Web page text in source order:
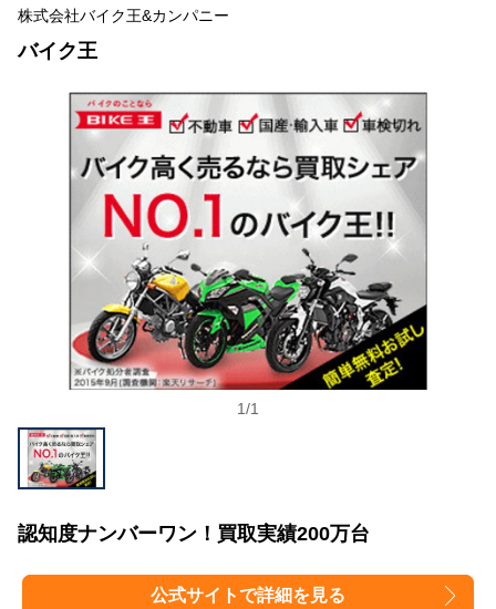
方法③：フリマサイトやオークションサイトで
福岡でバイクを高く売る5つのコツ
査定前のお手入れは必須
複数の業者に見積もりを依頼する（相見積も
事故歴・修復歴は正直に伝えよう
高く売れる時期を狙う
福岡でバイク買取査定前に揃えておきたいもの
買取を依頼するバイクのパーツやバイク用品
福岡でバイクを売るなら買取業者への依頼が断然
株式会社バイク王&カンパニー
バイク王
1/1
認知度ナンバーワン！買取実績200万台
公式サイトで詳細を見る